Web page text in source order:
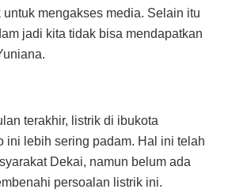
mengakses media. Selain itu
jadi kita tidak bisa mendapatkan
terakhir, listrik di ibukota
ini lebih sering padam. Hal ini telah
Dekai, namun belum ada
persoalan listrik ini.